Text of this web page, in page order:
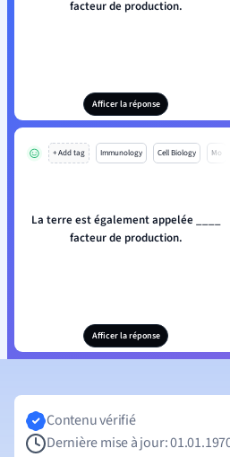
facteur de production.
Afficer la réponse
+ Add tag Immunology Cell Biology Mo
La terre est également appelée ____
facteur de production.
Afficer la réponse
Contenu vérifié
Dernière mise à jour: